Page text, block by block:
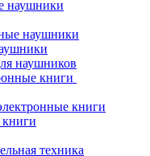
наушники
наушники
наушников
книги
книги